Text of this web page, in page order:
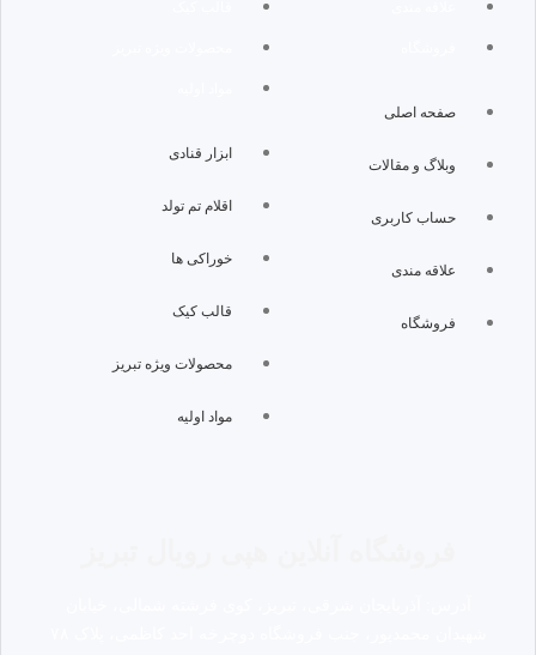
صفحه اصلی
وبلاگ و مقالات
حساب کاربری
علاقه مندی
فروشگاه
ابزار قنادی
اقلام تم تولد
خوراکی ها
قالب کیک
محصولات ویژه تبریز
مواد اولیه